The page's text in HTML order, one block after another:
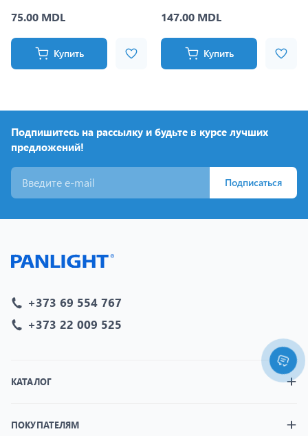
75.00 MDL
Купить
147.00 MDL
Купить
Подпишитесь на рассылку и будьте в курсе лучших
предложений!
Подписаться
+373 69 554 767
+373 22 009 525
КАТАЛОГ
ПОКУПАТЕЛЯМ